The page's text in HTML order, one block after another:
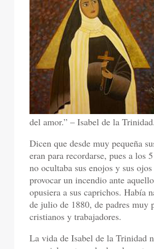
del amor.” – Isabel de la Trinidad.
Dicen que desde muy pequeña
eran para recordarse, pues a los
no ocultaba sus enojos y sus
provocar un incendio ante
opusiera a sus caprichos. Había
de julio de 1880, de padres muy
cristianos y trabajadores.
La vida de Isabel de la Trinidad